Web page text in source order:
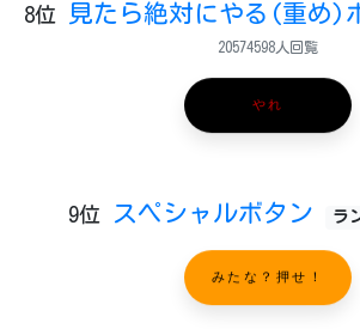
8位 見たら絶対にやる(重め)
20574598人回覧
やれ
9位 スペシャルボタン ラ
みたな？押せ！